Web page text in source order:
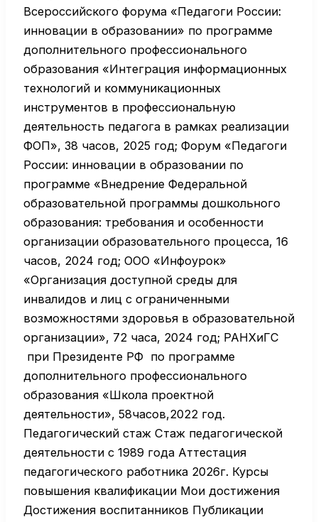
Всероссийского форума «Педагоги России:
инновации в образовании» по программе
дополнительного профессионального
образования «Интеграция информационных
технологий и коммуникационных
инструментов в профессиональную
деятельность педагога в рамках реализации
ФОП», 38 часов, 2025 год; Форум «Педагоги
России: инновации в образовании по
программе «Внедрение Федеральной
образовательной программы дошкольного
образования: требования и особенности
организации образовательного процесса, 16
часов, 2024 год; ООО «Инфоурок»
«Организация доступной среды для
инвалидов и лиц с ограниченными
возможностями здоровья в образовательной
организации», 72 часа, 2024 год; РАНХиГС
при Президенте РФ по программе
дополнительного профессионального
образования «Школа проектной
деятельности», 58часов,2022 год.
Педагогический стаж Стаж педагогической
деятельности с 1989 года Аттестация
педагогического работника 2026г. Курсы
повышения квалификации Мои достижения
Достижения воспитанников Публикации